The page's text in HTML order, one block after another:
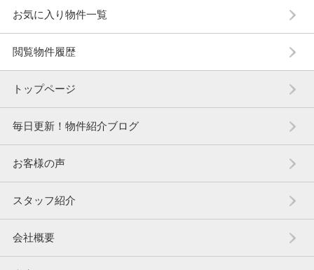
お気に入り物件一覧
閲覧物件履歴
トップページ
毎日更新！物件紹介ブログ
お客様の声
スタッフ紹介
会社概要